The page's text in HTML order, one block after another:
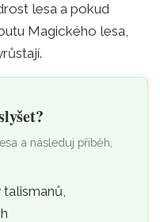
lesa a pokud
Magického lesa,
a následuj příběh,